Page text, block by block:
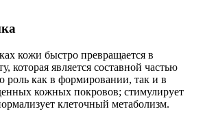
кожи быстро превращается в
которая является составной частью
как в формировании, так и в
кожных покровов; стимулирует
клеточный метаболизм.